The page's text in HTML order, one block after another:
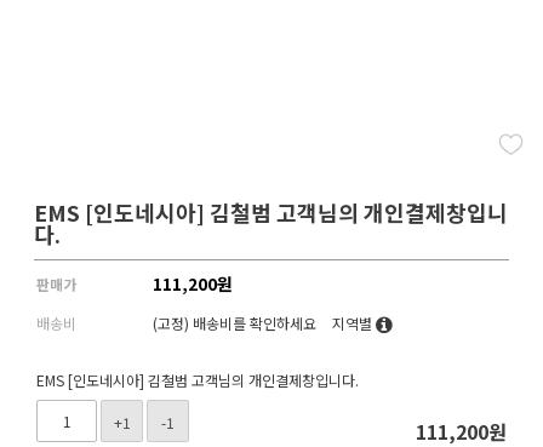
EMS [인도네시아] 김철범 고객님의 개인결제창입니
다.
판매가 111,200원
배송비 (고정) 배송비를 확인하세요 지역별
EMS [인도네시아] 김철범 고객님의 개인결제창입니다.
+1 -1 111,200원